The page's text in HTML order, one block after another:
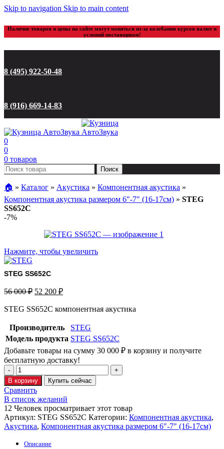
Skip to navigation Skip to main content
Наличие товаров и цены на сайте могут меняться из-за колебания курсов валют и
условий поставщиков!
8 (495) 922-50-48
8 (916) 669-14-83
0
0
0 товаров
Поиск
🏠︎ » Каталог » Акустика » Компонентная акустика »
Компонентная акустика размером 6"-7" (16-17см) » STEG
SS652C
-7%
Нажмите, чтобы увеличить
STEG SS652C
56 000₽ 52 200 ₽
STEG SS652C компонентная акустика
Производитель
STEG
Модель продукта STEG SS652C
Добавьте товары на сумму 30 000 ₽ в корзину и получите
бесплатную доставку!
В корзину Купить сейчас
Сравнить
В список желаний
12 Человек просматривает этот товар
Артикул: STEG SS652C Категории: Компонентная акустика,
Акустика, Компонентная акустика размером 6"-7" (16-17см)
Описание